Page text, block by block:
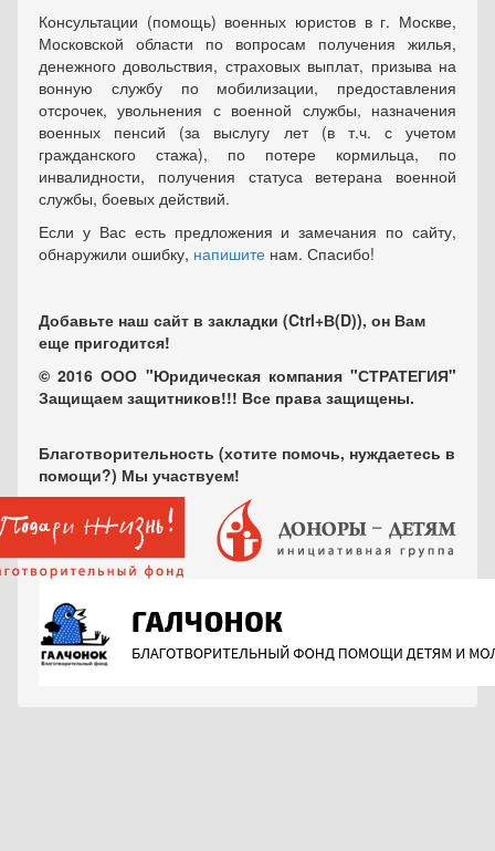
Консультации (помощь) военных юристов в г. Москве,
Московской области по вопросам получения жилья,
денежного довольствия, страховых выплат, призыва на
вонную службу по мобилизации, предоставления
отсрочек, увольнения с военной службы, назначения
военных пенсий (за выслугу лет (в т.ч. с учетом
гражданского стажа), по потере кормильца, по
инвалидности, получения статуса ветерана военной
службы, боевых действий.
Если у Вас есть предложения и замечания по сайту,
обнаружили ошибку, напишите нам. Спасибо!
Добавьте наш сайт в закладки (Ctrl+В(D)), он Вам
еще пригодится!
© 2016 ООО "Юридическая компания "СТРАТЕГИЯ"
Защищаем защитников!!! Все права защищены.
Благотворительность (хотите помочь, нуждаетесь в
помощи?) Мы участвуем!